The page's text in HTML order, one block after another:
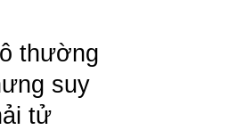
thường
suy
tử